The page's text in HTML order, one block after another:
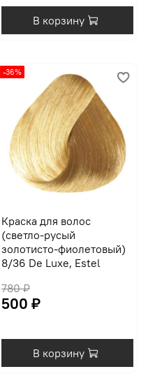
В корзину
-36%
Краска для волос
(светло-русый
золотисто-фиолетовый)
8/36 De Luxe, Estel
780 ₽
500 ₽
В корзину